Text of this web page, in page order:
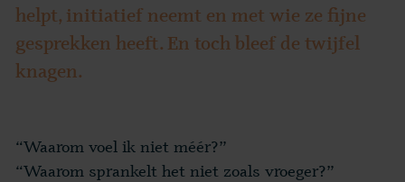
helpt, initiatief neemt en met wie ze fijne
gesprekken heeft. En toch bleef de twijfel
knagen.
“Waarom voel ik niet méér?”
“Waarom sprankelt het niet zoals vroeger?”